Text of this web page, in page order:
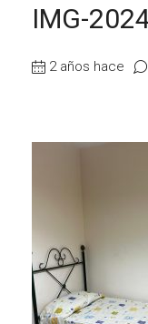
IMG-
2 años hace